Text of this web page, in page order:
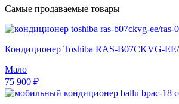
Самые продаваемые товары
Кондиционер Toshiba RAS-B07CKVG-
Мало
75 900 ₽